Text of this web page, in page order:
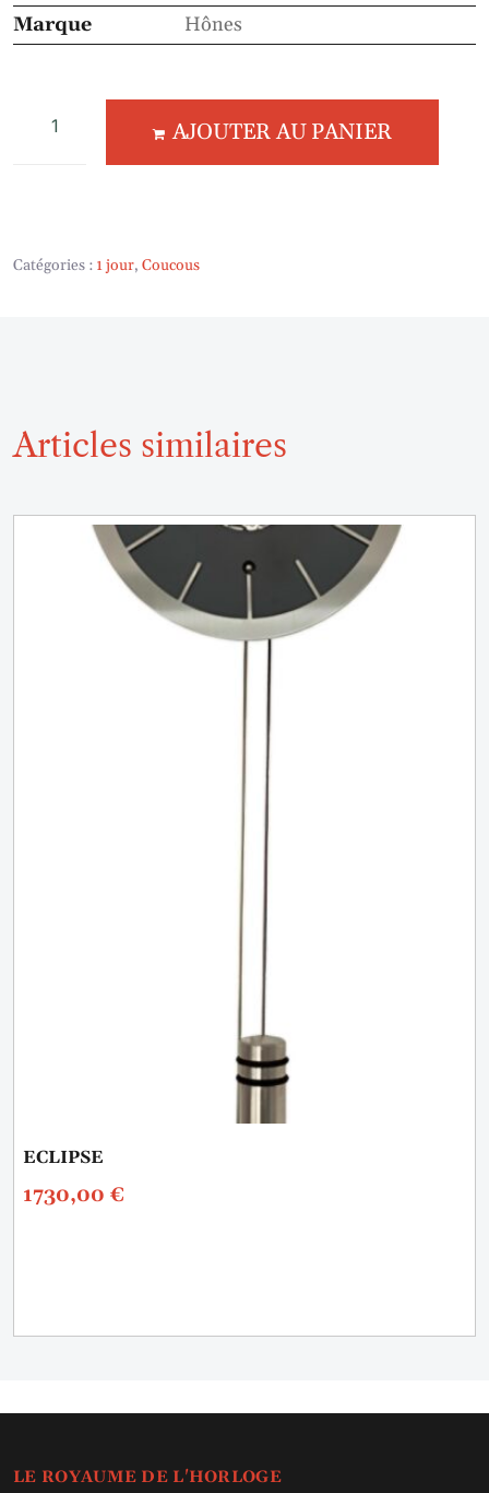
Marque
Hônes
AJOUTER AU PANIER
Catégories : 1 jour, Coucous
Articles similaires
ECLIPSE
1730,00 €
LE ROYAUME DE L'HORLOGE